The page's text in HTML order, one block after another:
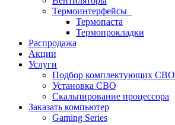
Термоинтерфейсы
Термопаста
Термопрокладки
Распродажа
Акции
Услуги
Подбор комплектующих СВО
Установка СВО
Скальпирование процессора
Заказать компьютер
Gaming Series